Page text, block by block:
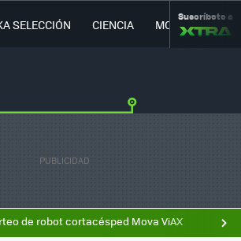
SELECCIÓN CIENCIA MOVILIDAD
Suscríbete a
de robot cortacésped Mova ViAX